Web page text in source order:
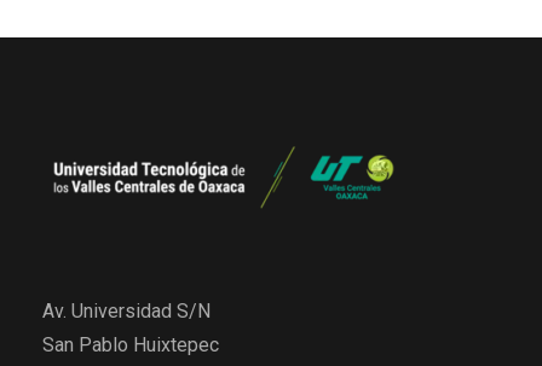
Av. Universidad S/N
San Pablo Huixtepec